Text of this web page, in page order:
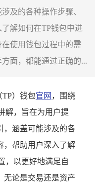
及的各种操作步骤、
解如何在TP钱包中进
使用钱包过程中的需
面，都能通过正确的...
TP）钱包官网 ，围绕
解，旨在为用户提
，涵盖可能涉及的各
，帮助用户深入了解
，以更好地满足自
无论是交易还是资产